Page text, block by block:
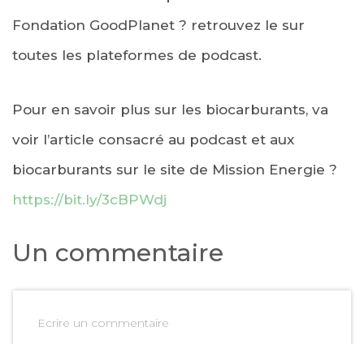
Fondation GoodPlanet ? retrouvez le sur
toutes les plateformes de podcast.
Pour en savoir plus sur les biocarburants, va
voir l’article consacré au podcast et aux
biocarburants sur le site de Mission Energie ?
https://bit.ly/3cBPWdj
Un commentaire
Ecrire un commentaire